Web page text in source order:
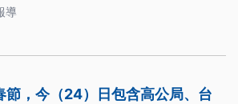
導
節，今（24）日包含高公局、台